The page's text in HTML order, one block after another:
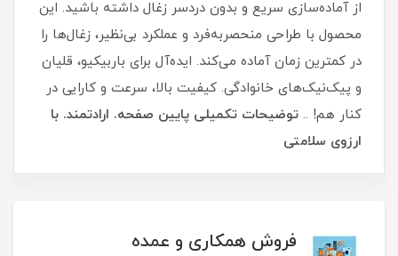
از آماده‌سازی سریع و بدون دردسر زغال داشته باشید. این
محصول با طراحی منحصر‌به‌فرد و عملکرد بی‌نظیر، زغال‌ها را
در کمترین زمان آماده می‌کند. ایده‌آل برای باربیکیو، قلیان
و پیک‌نیک‌های خانوادگی. کیفیت بالا، سرعت و کارایی در
کنار هم! .. توضیحات تکمیلی پایین صفحه. ارادتمند. با
ارزوی سلامتی
فروش همکاری و عمده